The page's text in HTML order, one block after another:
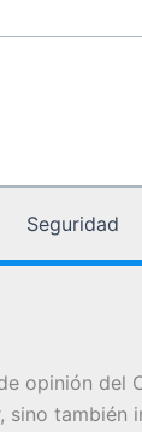
Seguridad
opinión del
también